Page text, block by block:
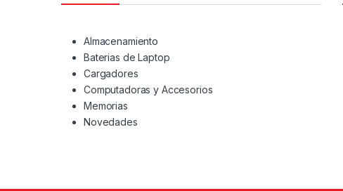
Almacenamiento
Baterias de Laptop
Cargadores
Computadoras y Accesorios
Memorias
Novedades